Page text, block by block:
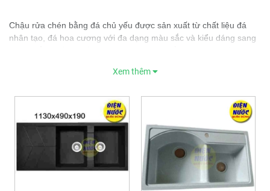
Chậu rửa chén bằng đá chủ yếu được sản xuất từ chất liệu đá
nhân tạo, đá hoa cương với đa dạng màu sắc và kiểu dáng sang
Xem thêm